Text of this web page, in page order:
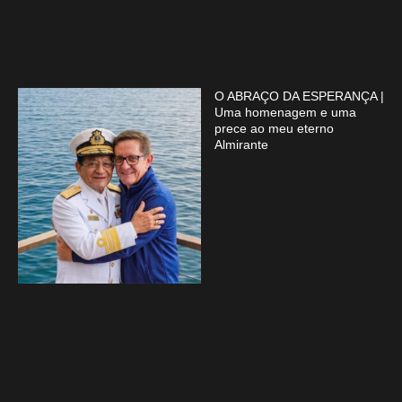
O ABRAÇO DA ESPERANÇA |
Uma homenagem e uma
prece ao meu eterno
Almirante